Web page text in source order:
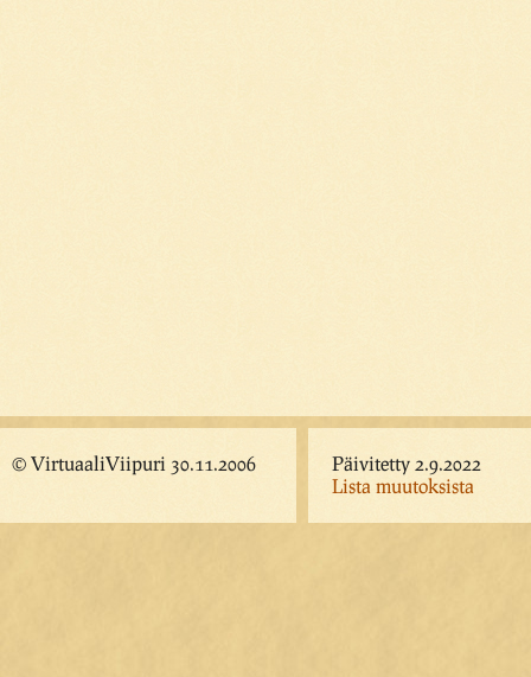
© VirtuaaliViipuri 30.11.2006
Päivitetty 2.9.2022
Lista muutoksista